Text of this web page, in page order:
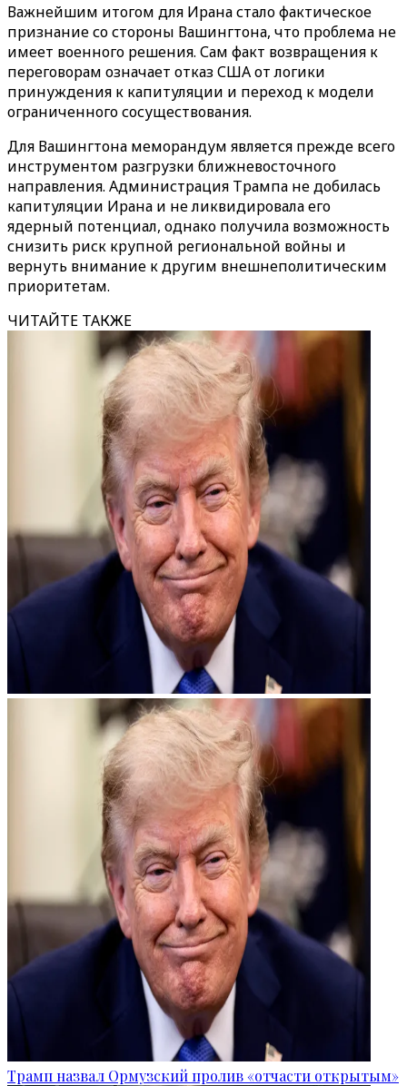
Важнейшим итогом для Ирана стало фактическое
признание со стороны Вашингтона, что проблема не
имеет военного решения. Сам факт возвращения к
переговорам означает отказ США от логики
принуждения к капитуляции и переход к модели
ограниченного сосуществования.
Для Вашингтона меморандум является прежде всего
инструментом разгрузки ближневосточного
направления. Администрация Трампа не добилась
капитуляции Ирана и не ликвидировала его
ядерный потенциал, однако получила возможность
снизить риск крупной региональной войны и
вернуть внимание к другим внешнеполитическим
приоритетам.
ЧИТАЙТЕ ТАКЖЕ
Трамп назвал Ормузский пролив «отчасти открытым»